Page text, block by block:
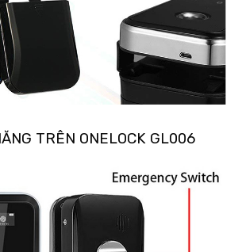
TRÊN ONELOCK GL006